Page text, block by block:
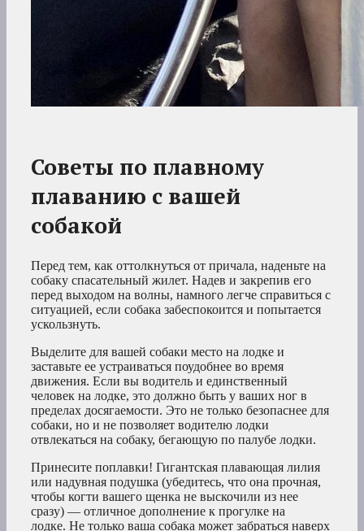
Советы по плавному
плаванию с вашей
собакой
Перед тем, как оттолкнуться от причала, наденьте на
собаку спасательный жилет. Надев и закрепив его
перед выходом на волны, намного легче справиться с
ситуацией, если собака забеспокоится и попытается
ускользнуть.
Выделите для вашей собаки место на лодке и
заставьте ее устраиваться поудобнее во время
движения. Если вы водитель и единственный
человек на лодке, это должно быть у ваших ног в
пределах досягаемости. Это не только безопаснее для
собаки, но и не позволяет водителю лодки
отвлекаться на собаку, бегающую по палубе лодки.
Принесите поплавки! Гигантская плавающая лилия
или надувная подушка (убедитесь, что она прочная,
чтобы когти вашего щенка не выскочили из нее
сразу) — отличное дополнение к прогулке на
лодке. Не только ваша собака может забраться наверх